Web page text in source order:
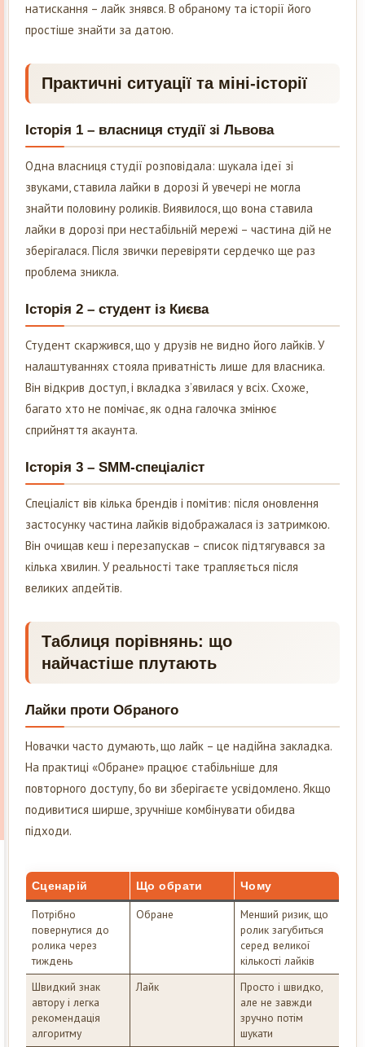
натискання – лайк знявся. В обраному та історії його
простіше знайти за датою.
Практичні ситуації та міні-історії
Історія 1 – власниця студії зі Львова
Одна власниця студії розповідала: шукала ідеї зі
звуками, ставила лайки в дорозі й увечері не могла
знайти половину роликів. Виявилося, що вона ставила
лайки в дорозі при нестабільній мережі – частина дій не
зберігалася. Після звички перевіряти сердечко ще раз
проблема зникла.
Історія 2 – студент із Києва
Студент скаржився, що у друзів не видно його лайків. У
налаштуваннях стояла приватність лише для власника.
Він відкрив доступ, і вкладка з’явилася у всіх. Схоже,
багато хто не помічає, як одна галочка змінює
сприйняття акаунта.
Історія 3 – SMM-спеціаліст
Спеціаліст вів кілька брендів і помітив: після оновлення
застосунку частина лайків відображалася із затримкою.
Він очищав кеш і перезапускав – список підтягувався за
кілька хвилин. У реальності таке трапляється після
великих апдейтів.
Таблиця порівнянь: що
найчастіше плутають
Лайки проти Обраного
Новачки часто думають, що лайк – це надійна закладка.
На практиці «Обране» працює стабільніше для
повторного доступу, бо ви зберігаєте усвідомлено. Якщо
подивитися ширше, зручніше комбінувати обидва
підходи.
Сценарій Що обрати Чому
Потрібно
повернутися до
ролика через
тиждень
Обране
Менший ризик, що
ролик загубиться
серед великої
кількості лайків
Швидкий знак
автору і легка
рекомендація
алгоритму
Лайк
Просто і швидко,
але не завжди
зручно потім
шукати